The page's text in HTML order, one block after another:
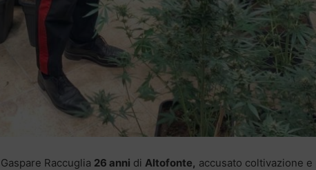
Raccuglia 26 anni di Altofonte, accusato coltivazione